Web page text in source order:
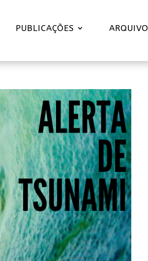
PUBLICAÇÕES ARQUIVO